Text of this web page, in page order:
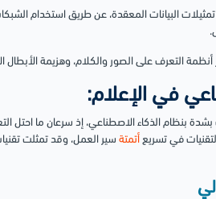
البيانات المعقدة، عن طريق استخدام
التعرف على الصور والكلام، وهزيمة الأبطال
في الإعلام:
بشدة بنظام الذكاء الاصطناعي، إذ سرعان ما احتل
في تسريع أتمتة سير العمل، وقد تمثلت